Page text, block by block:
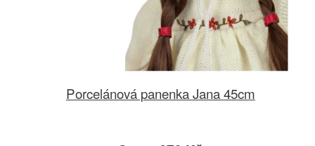
Porcelánová panenka Jana 45cm